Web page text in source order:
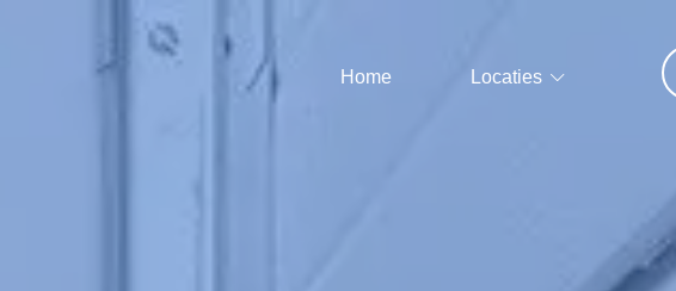
Home Locaties